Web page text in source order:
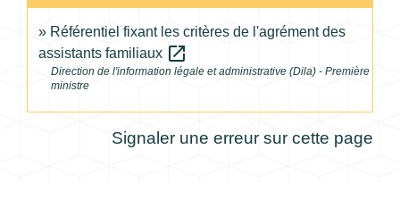
Référentiel fixant les critères de l'agrément des
assistants familiaux open_in_new
Direction de l'information légale et administrative (Dila) - Première
ministre
Signaler une erreur sur cette page